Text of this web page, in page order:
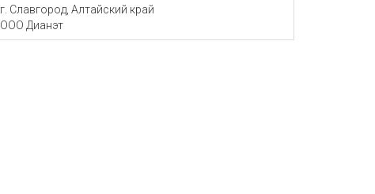
г. Славгород, Алтайский край
ООО Дианэт